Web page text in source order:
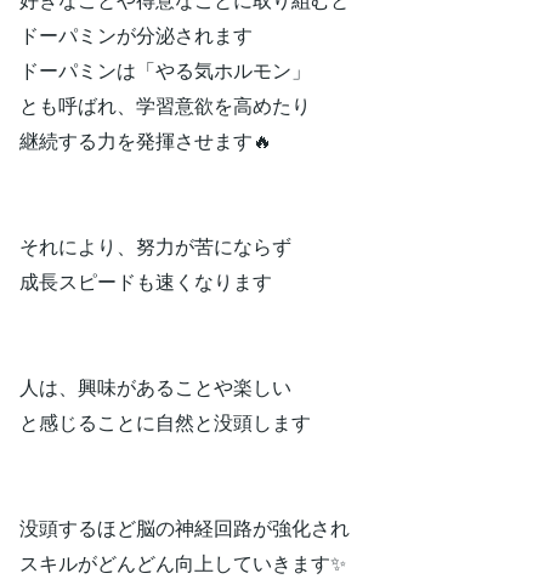
ドーパミンが分泌されます
ドーパミンは「やる気ホルモン」
とも呼ばれ、学習意欲を高めたり
継続する力を発揮させます🔥
それにより、努力が苦にならず
成長スピードも速くなります
人は、興味があることや楽しい
と感じることに自然と没頭します
没頭するほど脳の神経回路が強化され
スキルがどんどん向上していきます✨